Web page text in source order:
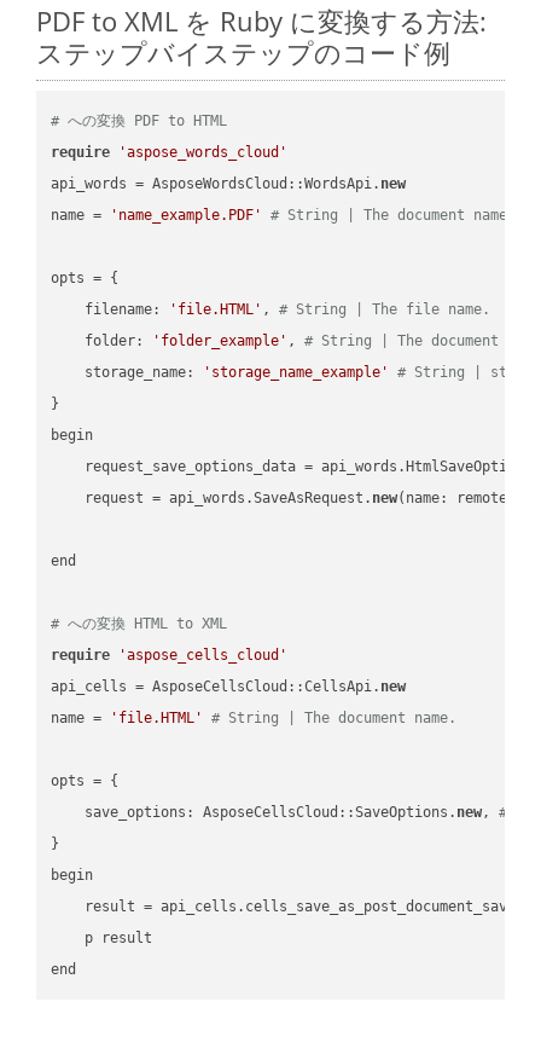
PDF to XML を Ruby に変換する方法:
ステップバイステップのコード例
# への変換 PDF to HTML
require
'aspose_words_cloud'
api_words = AsposeWordsCloud::WordsApi. new
name =
'name_example.PDF' # String | The document name.
opts = {
    filename:
'file.HTML' , # String | The file name.
    folder:
'folder_example' , # String | The document
    storage_name:
'storage_name_example'
# String |
}
begin
request_save_options_data =
    request = api_words.SaveAsRequest.
new(name:
end
# への変換 HTML to XML
require
'aspose_cells_cloud'
api_cells = AsposeCellsCloud::CellsApi. new
name =
'file.HTML' # String | The document name.
opts = {
    save_options: AsposeCellsCloud::SaveOptions.
new, #
}
begin
result =
    p result